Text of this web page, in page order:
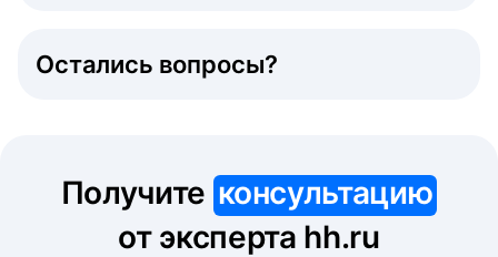
Остались вопросы?
Получите консультацию
от эксперта hh.ru